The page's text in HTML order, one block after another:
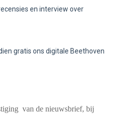
en interview over
gratis ons digitale Beethoven
van de nieuwsbrief, bij